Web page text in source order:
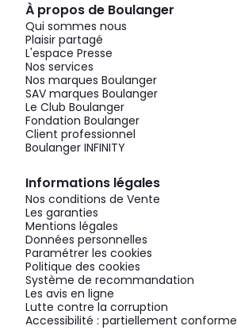
À propos de Boulanger
Qui sommes nous
Plaisir partagé
L'espace Presse
Nos services
Nos marques Boulanger
SAV marques Boulanger
Le Club Boulanger
Fondation Boulanger
Client professionnel
Boulanger INFINITY
Informations légales
Nos conditions de Vente
Les garanties
Mentions légales
Données personnelles
Paramétrer les cookies
Politique des cookies
Système de recommandation
Les avis en ligne
Lutte contre la corruption
Accessibilité : partiellement conforme